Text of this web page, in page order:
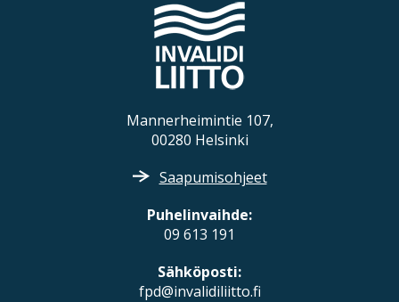
Mannerheimintie 107,
00280 Helsinki
Saapumisohjeet
Puhelinvaihde:
09 613 191
Sähköposti:
fpd@invalidiliitto.fi